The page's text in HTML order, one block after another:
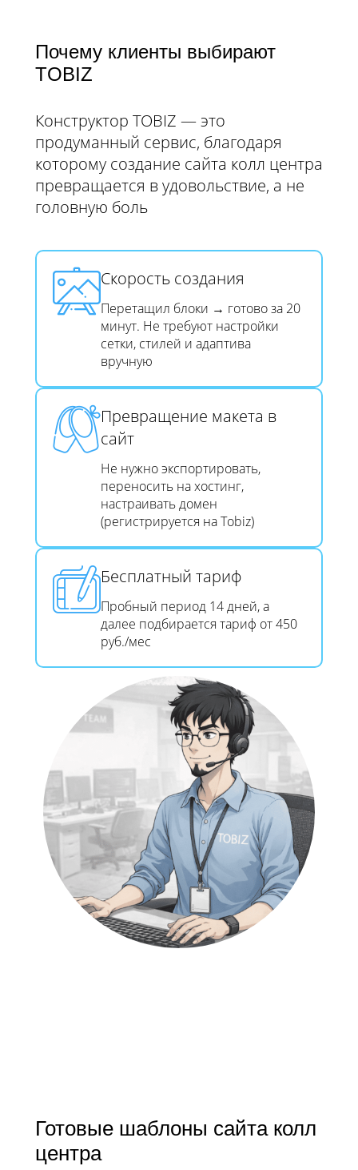
Почему клиенты выбирают
TOBIZ
Конструктор TOBIZ — это
продуманный сервис, благодаря
которому создание сайта колл центра
превращается в удовольствие, а не
головную боль
Скорость создания​​​​​​​
Перетащил блоки → готово за 20
минут. Не требуют настройки
сетки, стилей и адаптива
вручную
Превращение макета в
сайт​​​​​​​
Не нужно экспортировать,
переносить на хостинг,
настраивать домен
(регистрируется на Tobiz)
Бесплатный тариф
Пробный период 14 дней, а
далее подбирается тариф от 450
руб./мес
Готовые шаблоны сайта колл
центра